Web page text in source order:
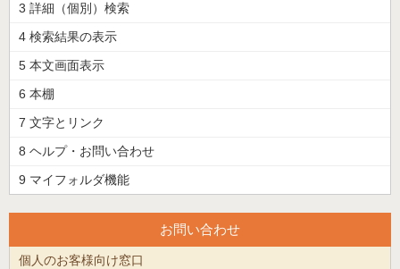
3 詳細（個別）検索
4 検索結果の表示
5 本文画面表示
6 本棚
7 文字とリンク
8 ヘルプ・お問い合わせ
9 マイフォルダ機能
お問い合わせ
個人のお客様向け窓口